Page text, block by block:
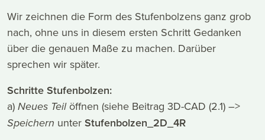
Wir zeichnen die Form des Stufenbolzens ganz grob
nach, ohne uns in diesem ersten Schritt Gedanken
über die genauen Maße zu machen. Darüber
sprechen wir später.
Schritte Stufenbolzen:
a)Neues Teilöffnen (siehe Beitrag 3D-CAD (2.1) –>
Speichern unter Stufenbolzen_2D_4R